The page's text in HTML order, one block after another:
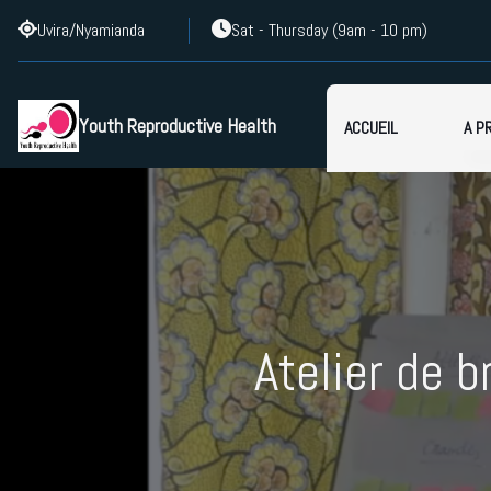
Uvira/Nyamianda Sat - Thursday (9am - 10 pm)
Youth Reproductive Health ACCUEIL A
Atelier de